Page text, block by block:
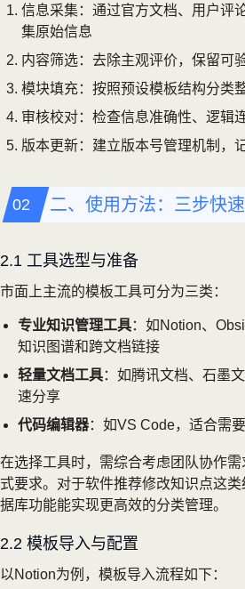
信息采集：通过官方文档、用户评
集原始信息
内容筛选：去除主观评价，保留可
模块填充：按照预设模板结构分类
审核校对：检查信息准确性、逻辑
版本更新：建立版本号管理机制，
二、使用方法：三步快
2.1 工具选型与准备
市面上主流的模板工具可分为三类：
专业知识管理工具：如Notion、
知识图谱和跨文档链接
轻量文档工具：如腾讯文档、石墨
速分享
代码编辑器：如VS Code，适合需
在选择工具时，需综合考虑团队协作
式要求。对于软件推荐修改知识点这
据库功能能实现更高效的分类管理。
2.2 模板导入与配置
以Notion为例，模板导入流程如下：